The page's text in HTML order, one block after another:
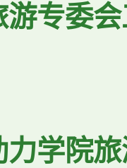
游专委
力学院